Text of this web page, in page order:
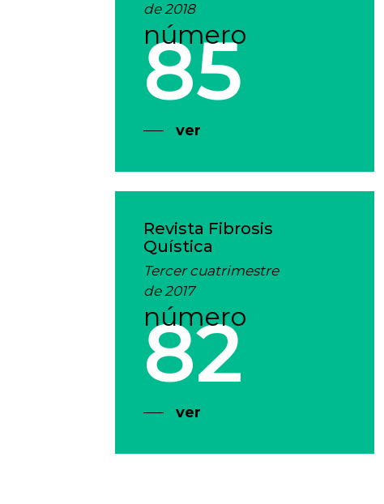
de 2018
número
85
ver
Revista Fibrosis
Quística
Tercer cuatrimestre
de 2017
número
82
ver